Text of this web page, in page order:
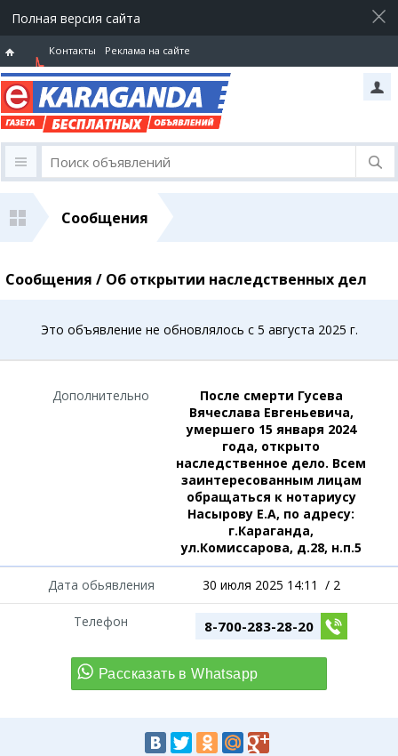
Полная версия сайта
Горячая
линия
Контакты Реклама на сайте
Сообщения
Сообщения / Об открытии наследственных дел
Это объявление не обновлялось с 5 августа 2025 г.
Дополнительно
После смерти Гусева
Вячеслава Евгеньевича,
умершего 15 января 2024
года, открыто
наследственное дело. Всем
заинтересованным лицам
обращаться к нотариусу
Насырову Е.А, по адресу:
г.Караганда,
ул.Комиссарова, д.28, н.п.5
Дата обьявления 30 июля 2025 14:11 / 2
Телефон 8-700-283-28-20